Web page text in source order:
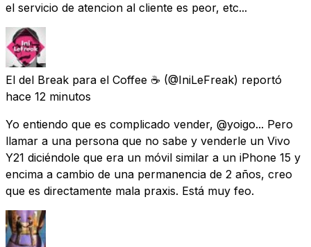
el servicio de atencion al cliente es peor, etc...
El del Break para el Coffee ☕ (@IniLeFreak) reportó
hace 12 minutos
Yo entiendo que es complicado vender, @yoigo... Pero
llamar a una persona que no sabe y venderle un Vivo
Y21 diciéndole que era un móvil similar a un iPhone 15 y
encima a cambio de una permanencia de 2 años, creo
que es directamente mala praxis. Está muy feo.